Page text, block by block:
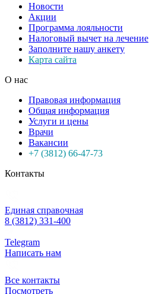
Новости
Акции
Программа лояльности
Налоговый вычет на лечение
Заполните нашу анкету
Карта сайта
О нас
Правовая информация
Общая информация
Услуги и цены
Врачи
Вакансии
+7 (3812) 66-47-73
Контакты
Единая справочная
8 (3812) 331-400
Telegram
Написать нам
Все контакты
Посмотреть